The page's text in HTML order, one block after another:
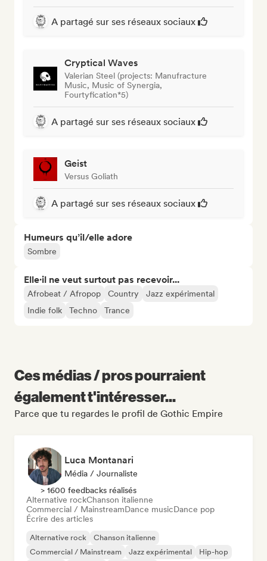
A partagé sur ses réseaux sociaux
Cryptical Waves
Valerian Steel (projects: Manufracture
Music, Music of Synergia,
Fourtyfication*5)
A partagé sur ses réseaux sociaux
Geist
Versus Goliath
A partagé sur ses réseaux sociaux
Humeurs qu’il/elle adore
Sombre
Elle·il ne veut surtout pas recevoir...
Afrobeat / Afropop Country
Jazz expérimental
Indie folk
Techno Trance
Ces médias / pros pourraient
également t'intéresser...
Parce que tu regardes le profil de Gothic Empire
Luca Montanari
Média / Journaliste
> 1600 feedbacks réalisés
Alternative rockChanson italienne
Commercial / MainstreamDance musicDance pop
Écrire des articles
Alternative rock
Chanson italienne
Commercial / Mainstream
Jazz expérimental Hip-hop